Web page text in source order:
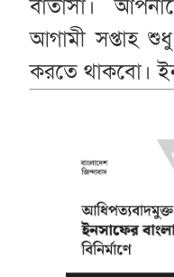
বাতাসা।
আগামী সপ্তাহ
করতে থাকবো।